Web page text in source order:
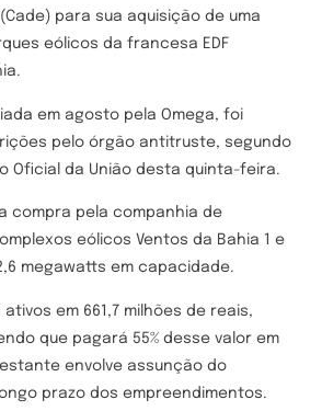
para sua aquisição de uma
eólicos da francesa EDF
em agosto pela Omega, foi
pelo órgão antitruste, segundo
Oficial da União desta quinta-feira.
compra pela companhia de
eólicos Ventos da Bahia 1 e
megawatts em capacidade.
ativos em 661,7 milhões de reais,
que pagará 55% desse valor em
envolve assunção do
prazo dos empreendimentos.